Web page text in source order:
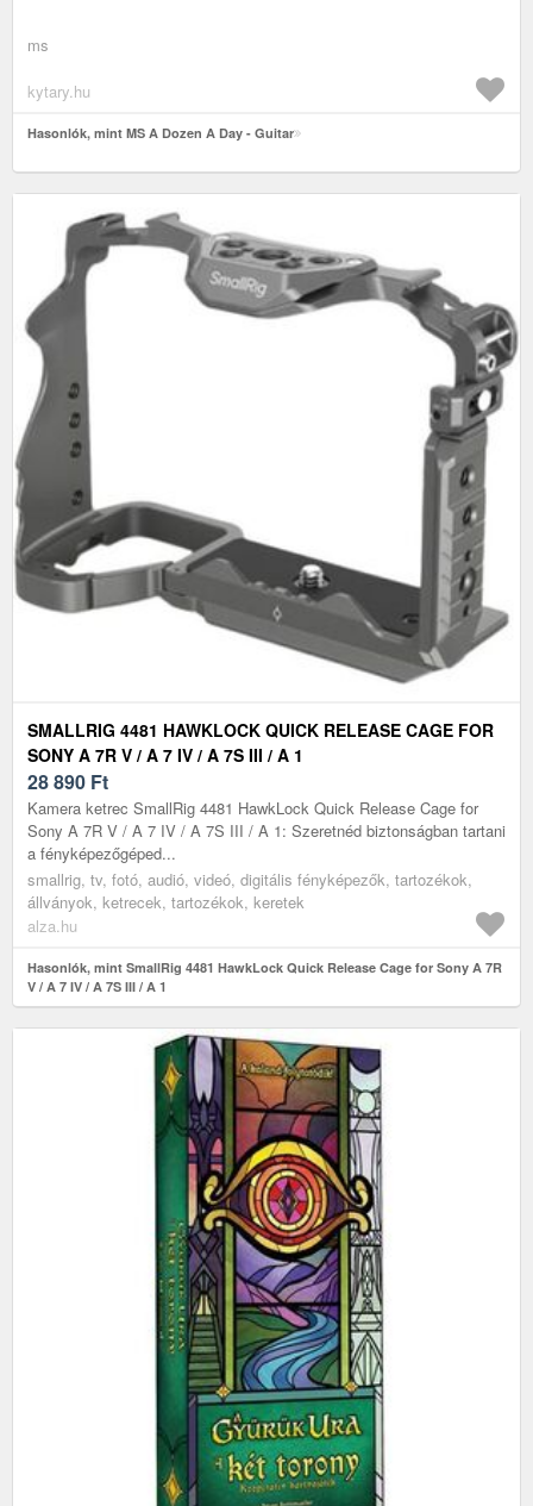
ms
kytary.hu
Hasonlók, mint MS A Dozen A Day - Guitar
SMALLRIG 4481 HAWKLOCK QUICK RELEASE CAGE FOR
SONY A 7R V / A 7 IV / A 7S III / A 1
28 890 Ft
Kamera ketrec SmallRig 4481 HawkLock Quick Release Cage for
Sony A 7R V / A 7 IV / A 7S III / A 1: Szeretnéd biztonságban tartani
a fényképezőgéped...
smallrig, tv, fotó, audió, videó, digitális fényképezők, tartozékok,
állványok, ketrecek, tartozékok, keretek
alza.hu
Hasonlók, mint SmallRig 4481 HawkLock Quick Release Cage for Sony A 7R
V / A 7 IV / A 7S III / A 1